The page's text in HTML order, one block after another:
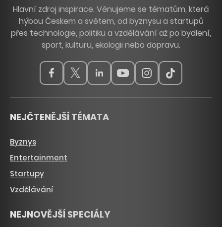
Hlavní zdroj inspirace. Věnujeme se tématům, která
hýbou Českem a světem, od byznysu a startupů
přes technologie, politiku a vzdělávání až po bydlení,
sport, kulturu, ekologii nebo dopravu.
NEJČTENĚJŠÍ TÉMATA
Byznys
Entertainment
Startupy
Vzdělávání
NEJNOVĚJŠÍ SPECIÁLY